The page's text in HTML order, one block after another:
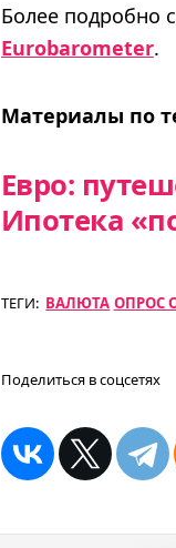
Более подробно
Eurobarometer.
Материалы по
Евро:
Ипотека
ТЕГИ: ВАЛЮТА ОПРОС
Поделиться в соцсетях